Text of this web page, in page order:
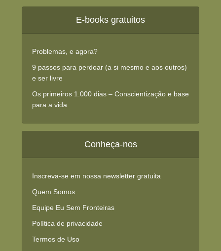
E-books gratuitos
Problemas, e agora?
9 passos para perdoar (a si mesmo e aos outros)
e ser livre
Os primeiros 1.000 dias – Conscientização e base
para a vida
Conheça-nos
Inscreva-se em nossa newsletter gratuita
Quem Somos
Equipe Eu Sem Fronteiras
Política de privacidade
Termos de Uso